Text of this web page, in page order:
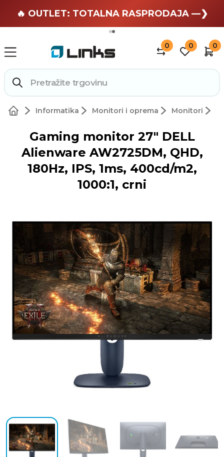
🏄 Zaslužuješ odmor —❯
🔥 OUTLET: TOTALNA RASPRODAJA —❯
0 0 0
Informatika Monitori i oprema Monitori
Gaming monitor 27" DELL
Alienware AW2725DM, QHD,
180Hz, IPS, 1ms, 400cd/m2,
1000:1, crni